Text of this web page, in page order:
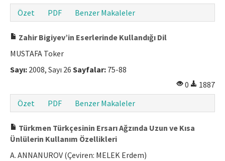
Özet
PDF Benzer Makaleler
Zahir Bigiyev’in Eserlerinde Kullandığı Dil
MUSTAFA Toker
Sayı: 2008, Sayı 26 Sayfalar: 75-88
0
1887
Özet
PDF Benzer Makaleler
Türkmen Türkçesinin Ersarı Ağzında Uzun ve Kısa
Ünlülerin Kullanım Özellikleri
A. ANNANUROV (Çeviren: MELEK Erdem)